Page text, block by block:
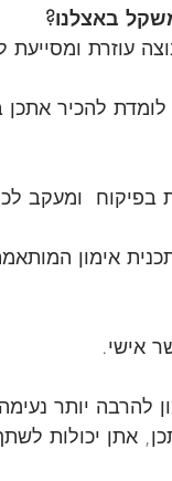
באצלנו?
עוזרת
להכיר אתכן
אימון
להרבה יותר
אתן יכולות